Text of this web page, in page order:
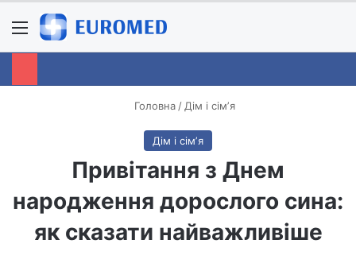
Menu
Головна / Дім і сімʼя
Дім і сімʼя
Привітання з Днем
народження дорослого сина:
як сказати найважливіше